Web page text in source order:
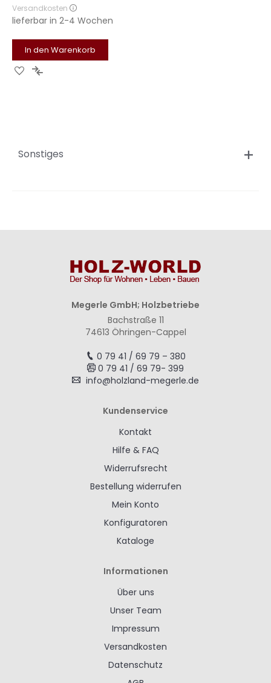
Versandkosten
lieferbar in 2-4 Wochen
In den Warenkorb
Zur Zur
Sonstiges
Megerle GmbH; Holzbetriebe
Bachstraße 11
74613 Öhringen-Cappel
0 79 41 / 69 79 – 380
0 79 41 / 69 79- 399
info@holzland-megerle.de
Kundenservice
Kontakt
Hilfe & FAQ
Widerrufsrecht
Bestellung widerrufen
Mein Konto
Konfiguratoren
Kataloge
Informationen
Über uns
Unser Team
Impressum
Versandkosten
Datenschutz